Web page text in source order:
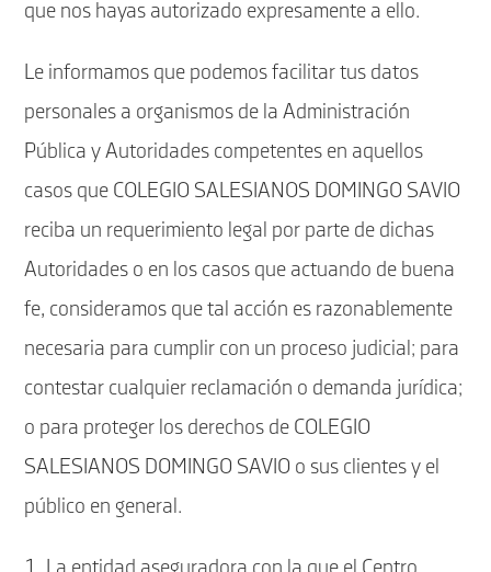
que nos hayas autorizado expresamente a ello.
Le informamos que podemos facilitar tus datos
personales a organismos de la Administración
Pública y Autoridades competentes en aquellos
casos que COLEGIO SALESIANOS DOMINGO SAVIO
reciba un requerimiento legal por parte de dichas
Autoridades o en los casos que actuando de buena
fe, consideramos que tal acción es razonablemente
necesaria para cumplir con un proceso judicial; para
contestar cualquier reclamación o demanda jurídica;
o para proteger los derechos de COLEGIO
SALESIANOS DOMINGO SAVIO o sus clientes y el
público en general.